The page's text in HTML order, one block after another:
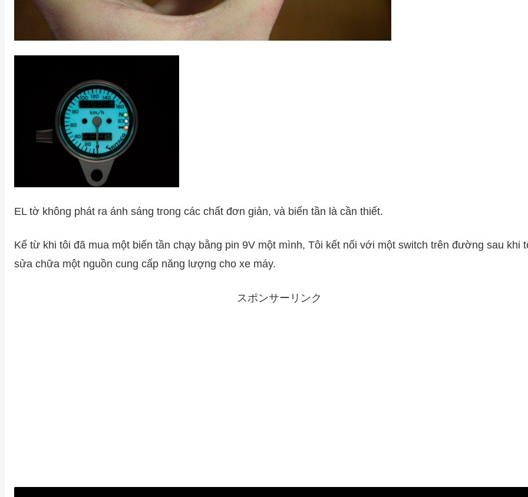
EL tờ không phát ra ánh sáng trong các chất đơn giản, và biến tần là cần thiết.
Kể từ khi tôi đã mua một biến tần chạy bằng pin 9V một mình, Tôi kết nối với một switch trên đường sau khi
sửa chữa một nguồn cung cấp năng lượng cho xe máy.
スポンサーリンク